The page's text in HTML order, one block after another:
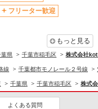
ブなど）あり
制度あり
祉
フリーター歓迎
もっと見る
県 千葉市稲毛区 株式会社
線 千葉都市モノレール２号線
千葉県 千葉市稲毛区 株式
よくある質問